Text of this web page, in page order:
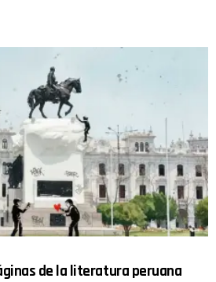
de la literatura peruana